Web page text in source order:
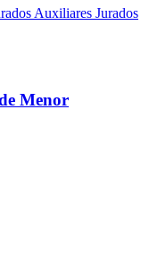
Auxiliares Jurados
Menor